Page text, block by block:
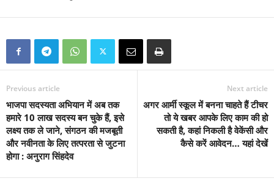
Previous article
भाजपा सदस्यता अभियान में अब तक
हमारे 10 लाख सदस्य बन चुके हैं, इसे
लक्ष्य तक ले जाने, संगठन की मजबूती
और नवीनता के लिए तत्परता से जुटना
होगा : अनुराग सिंहदेव
Next article
अगर आर्मी स्कूल में बनना चाहते हैं टीचर
तो ये खबर आपके लिए काम की हो
सकती है, कहां निकली है वेकेंसी और
कैसे करें आवेदन… यहां देखें